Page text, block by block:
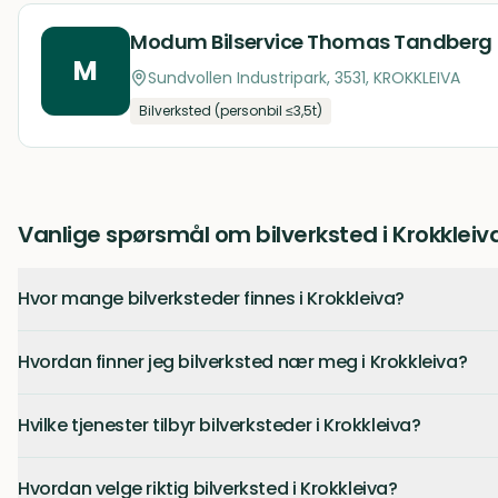
M
Modum Bilservice Thomas Tandberg
Sundvollen Industripark, 3531, KROKKLEIVA
Bilverksted (personbil ≤3,5t)
Vanlige spørsmål om bilverksted i
Hvor mange bilverksteder finnes i Krokkleiva?
Hvordan finner jeg bilverksted nær meg i Krokkleiva?
Hvilke tjenester tilbyr bilverksteder i Krokkleiva?
Hvordan velge riktig bilverksted i Krokkleiva?